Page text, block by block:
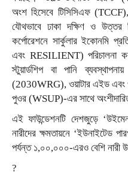
অংশ হিসেবে টিসিসিএফ
যৌথভাবে ঢাকা দক্ষিণ ও উত্তর
কর্পোরেশনে সার্কুলার ইকোনমি
এবং RESILIENT) পরিচালনা
স্টুয়ার্ডশিপ বা পানি
(2030WRG), ওয়াটার এইড এবং
পুওর (WSUP)-এর সাথে
এই ফাউন্ডেশনটি দেশজুড়ে
নারীদের ক্ষমতায়নে ‘ইউনাইটেড
পর্যন্ত ১,০০,০০০-এরও বেশি নারী
?